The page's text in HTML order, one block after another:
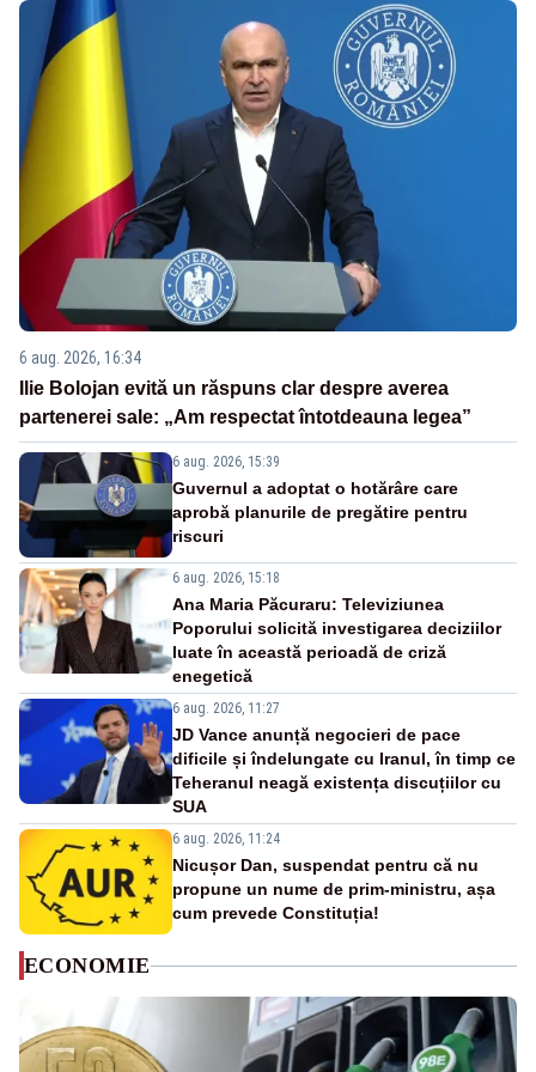
6 aug. 2026, 16:34
Ilie Bolojan evită un răspuns clar despre averea
partenerei sale: „Am respectat întotdeauna legea”
6 aug. 2026, 15:39
Guvernul a adoptat o hotărâre care
aprobă planurile de pregătire pentru
riscuri
6 aug. 2026, 15:18
Ana Maria Păcuraru: Televiziunea
Poporului solicită investigarea deciziilor
luate în această perioadă de criză
enegetică
6 aug. 2026, 11:27
JD Vance anunță negocieri de pace
dificile și îndelungate cu Iranul, în timp ce
Teheranul neagă existența discuțiilor cu
SUA
6 aug. 2026, 11:24
Nicușor Dan, suspendat pentru că nu
propune un nume de prim-ministru, așa
cum prevede Constituția!
ECONOMIE